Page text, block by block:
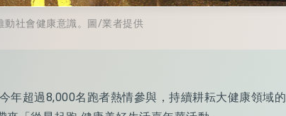
動社會健康意識。圖/業者提供
年超過8,000名跑者熱情參與，持續耕耘大健康領域的